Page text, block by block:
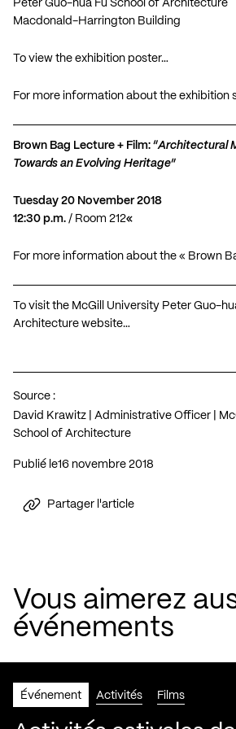
Peter Guo-hua Fu School of Architecture
Macdonald-Harrington Building
To view the exhibition poster…
For more information about the exhibition
Brown Bag Lecture + Film: “Architectural
Towards an Evolving Heritage”
Tuesday 20 November 2018
12:30 p.m. / Room 212«
For more information about the « Brown
To visit the McGill University Peter Guo-
Architecture website…
Source :
David Krawitz | Administrative Officer |
School of Architecture
Publié le 16 novembre 2018
Partager l'article
Vous aimerez
événements
Événement Activités Films